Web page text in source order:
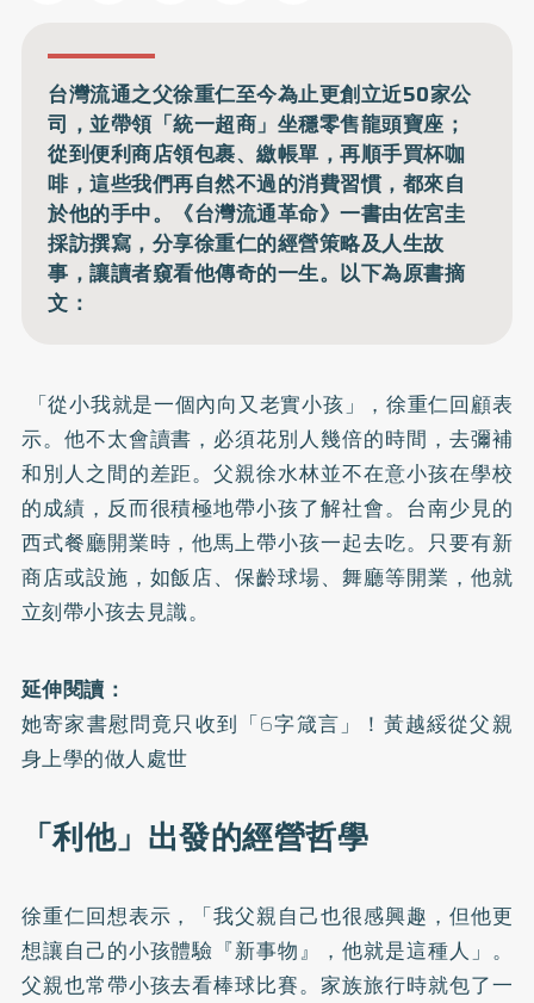
台灣流通之父徐重仁至今為止更創立近50家公
司，並帶領「統一超商」坐穩零售龍頭寶座；
從到便利商店領包裹、繳帳單，再順手買杯咖
啡，這些我們再自然不過的消費習慣，都來自
於他的手中。《台灣流通革命》一書由佐宮圭
採訪撰寫，分享徐重仁的經營策略及人生故
事，讓讀者窺看他傳奇的一生。以下為原書摘
文：
「從小我就是一個內向又老實小孩」，徐重仁回顧表
示。他不太會讀書，必須花別人幾倍的時間，去彌補
和別人之間的差距。父親徐水林並不在意小孩在學校
的成績，反而很積極地帶小孩了解社會。台南少見的
西式餐廳開業時，他馬上帶小孩一起去吃。只要有新
商店或設施，如飯店、保齡球場、舞廳等開業，他就
立刻帶小孩去見識。
延伸閱讀：
她寄家書慰問竟只收到「6字箴言」！黃越綏從父親
身上學的做人處世
「利他」出發的經營哲學
徐重仁回想表示，「我父親自己也很感興趣，但他更
想讓自己的小孩體驗『新事物』，他就是這種人」。
父親也常帶小孩去看棒球比賽。家族旅行時就包了一